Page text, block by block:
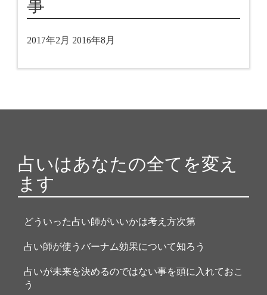
事
2017年2月 2016年8月
占いはあなたの全てを変え
ます
どういった占い師がいいかは考え方次第
占い師が使うバーナム効果について知ろう
占いが未来を決めるのではない事を頭に入れておこ
う